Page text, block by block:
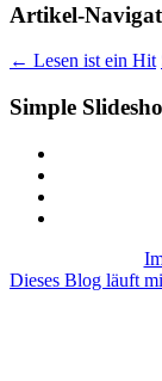
Artikel-
← Lesen ist ein Hit
Simple
Dieses Blog läuft